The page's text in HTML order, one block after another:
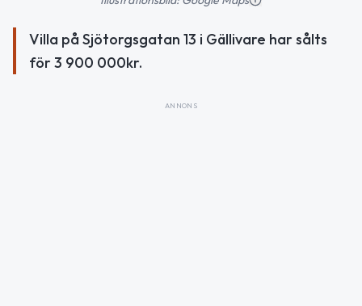
Villa på Sjötorgsgatan 13 i Gällivare har sålts
för 3 900 000kr.
ANNONS